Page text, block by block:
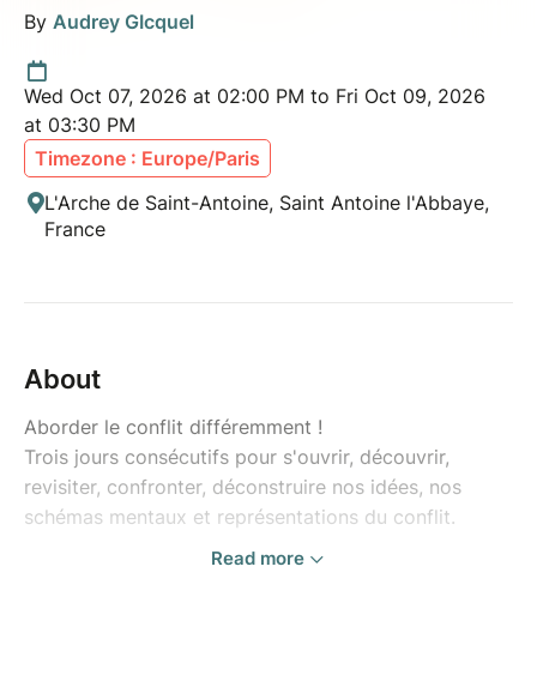
By Audrey GIcquel
Wed Oct 07, 2026 at 02:00 PM to Fri Oct 09, 2026
at 03:30 PM
Timezone : Europe/Paris
L'Arche de Saint-Antoine, Saint Antoine l'Abbaye,
France
About
Aborder le conflit différemment !
Trois jours consécutifs pour s'ouvrir, découvrir,
revisiter, confronter, déconstruire nos idées, nos
schémas mentaux et représentations du conflit.
Read more